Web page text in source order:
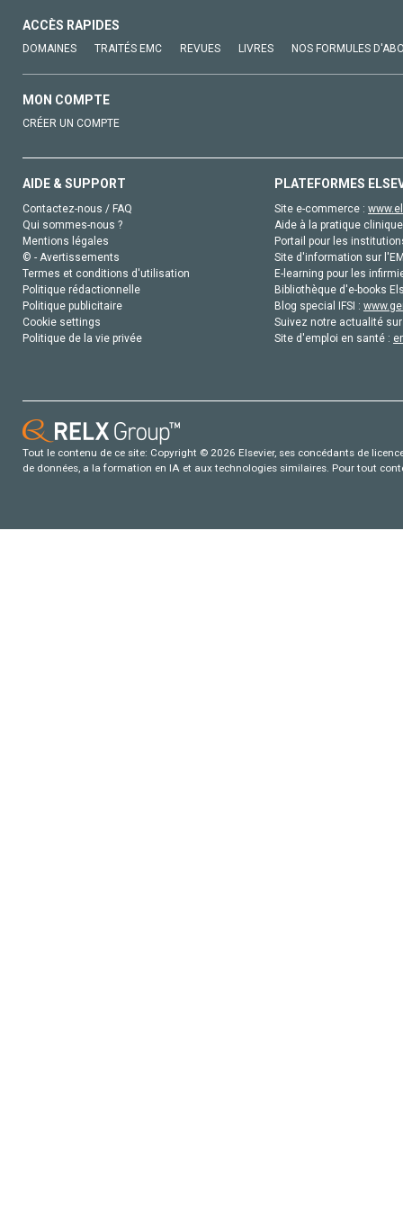
ACCÈS RAPIDES
DOMAINES TRAITÉS EMC REVUES LIVRES NOS FORMULES
MON COMPTE
CRÉER UN COMPTE
AIDE & SUPPORT
Contactez-nous / FAQ
Qui sommes-nous ?
Mentions légales
© - Avertissements
Termes et conditions d'utilisation
Politique rédactionnelle
Politique publicitaire
Cookie settings
Politique de la vie privée
PLATEFORMES
Site e-commerce :
Aide à la pratique
Portail pour les
Site d'information sur
E-learning pour les
Bibliothèque d'e-books
Blog special IFSI :
Suivez notre actualité
Site d'emploi en santé :
Tout le contenu de ce site: Copyright © 2026 Elsevier, ses concédants de
de données, a la formation en IA et aux technologies similaires. Pour tout